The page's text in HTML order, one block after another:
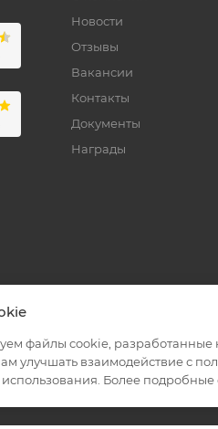
Новости
Отзывы
Вакансии
Контакты
Документы
Награды
- интернет-магазин
файлы cookie,
улучшать взаимодействие с
использования. Более